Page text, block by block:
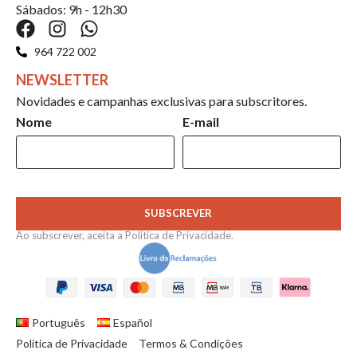
Sábados: 9h - 12h30
964 722 002
NEWSLETTER
Novidades e campanhas exclusivas para subscritores.
Nome
E-mail
SUBSCREVER
Ao subscrever, aceita a Política de Privacidade.
Português
Español
Política de Privacidade
Termos & Condições